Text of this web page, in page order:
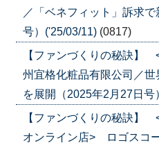
／「ベネフィット」訴求
号）('25/03/11) (0817)
【ファンづくりの秘訣
州宜格化粧品有限公司／
を展開（2025年2月27日号
【ファンづくりの秘訣】
オンライン店> ロゴスコ